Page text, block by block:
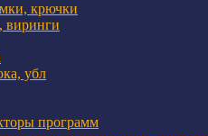
крючки
виринги
убл
программ